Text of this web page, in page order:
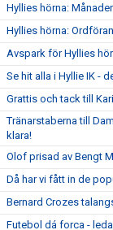
Hyllies hörna:
Hyllies hörna:
Avspark för Hyllies
Se hit alla i Hyllie IK -
Grattis och tack till
Tränarstaberna till
klara!
Olof prisad av Bengt
Då har vi fått in de
Bernard Crozes
Futebol dá forca -